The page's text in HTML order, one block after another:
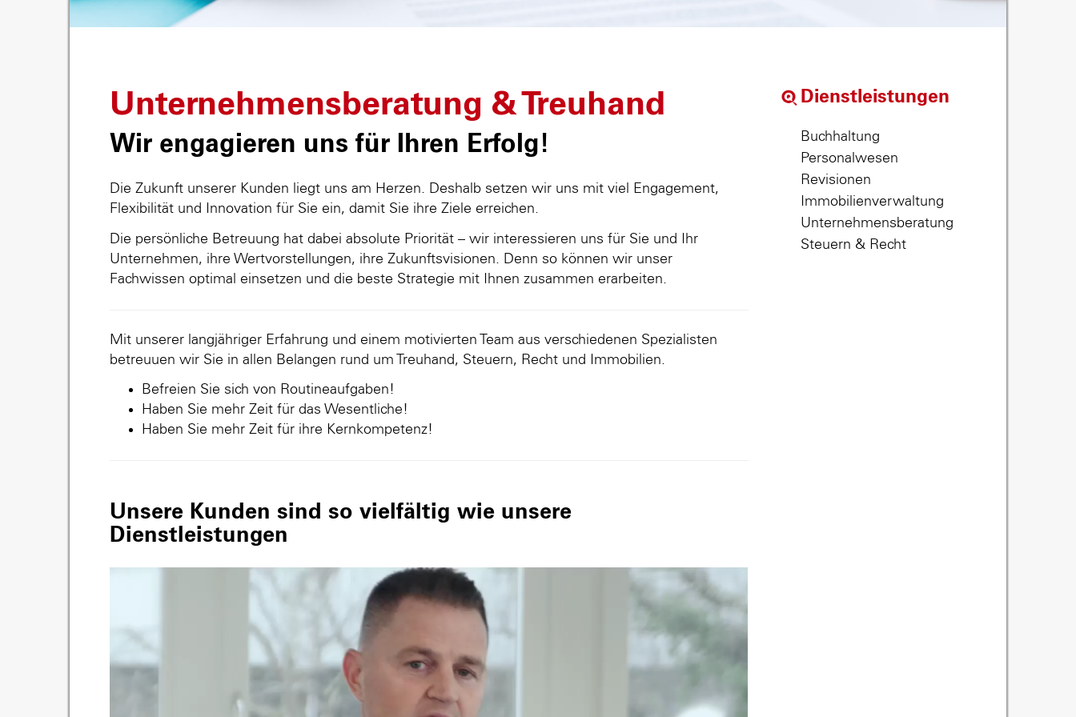
Unternehmensberatung & Treuhand
Wir engagieren uns für Ihren Erfolg!
Die Zukunft unserer Kunden liegt uns am Herzen. Deshalb setzen wir uns mit viel Engagement,
Flexibilität und Innovation für Sie ein, damit Sie ihre Ziele erreichen.
Die persönliche Betreuung hat dabei absolute Priorität – wir interessieren uns für Sie und Ihr
Unternehmen, ihre Wertvorstellungen, ihre Zukunftsvisionen. Denn so können wir unser
Fachwissen optimal einsetzen und die beste Strategie mit Ihnen zusammen erarbeiten.
Mit unserer langjähriger Erfahrung und einem motivierten Team aus verschiedenen Spezialisten
betreuuen wir Sie in allen Belangen rund um Treuhand, Steuern, Recht und Immobilien.
Befreien Sie sich von Routineaufgaben!
Haben Sie mehr Zeit für das Wesentliche!
Haben Sie mehr Zeit für ihre Kernkompetenz!
Unsere Kunden sind so vielfältig wie unsere
Dienstleistungen
Dienstleistungen
Buchhaltung
Personalwesen
Revisionen
Immobilienverwaltung
Unternehmensberatung
Steuern & Recht